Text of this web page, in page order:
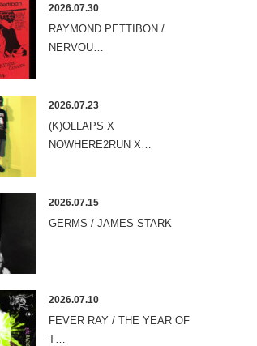
2026.07.30
RAYMOND PETTIBON /
NERVOU…
2026.07.23
(K)OLLAPS X
NOWHERE2RUN X…
2026.07.15
GERMS / JAMES STARK
2026.07.10
FEVER RAY / THE YEAR OF
T…